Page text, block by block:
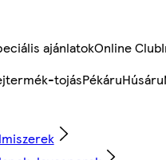
ajánlatokOnline Club
tojásPékáruHúsáru